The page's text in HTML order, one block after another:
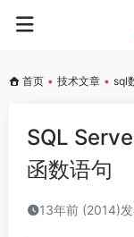
首页 • 技术文章 • sql
SQL
函数语句
13年前 (2014)